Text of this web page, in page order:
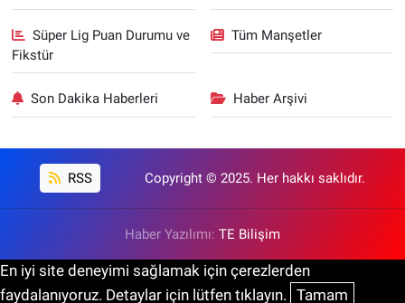
Süper Lig Puan Durumu ve
Fikstür
Tüm Manşetler
Son Dakika Haberleri Haber Arşivi
RSS Copyright © 2025. Her hakkı saklıdır.
Haber Yazılımı: TE Bilişim
En iyi site deneyimi sağlamak için çerezlerden
faydalanıyoruz. Detaylar için lütfen tıklayın. Tamam